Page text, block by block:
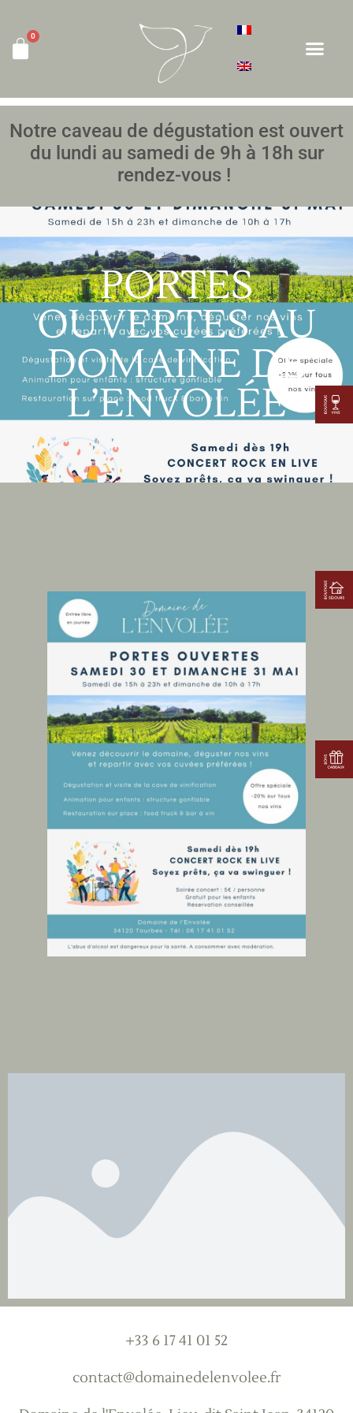
0
Notre caveau de dégustation est ouvert
du lundi au samedi de 9h à 18h sur
rendez-vous !
PORTES
OUVERTES AU
DOMAINE DE
L’ENVOLÉE
+33 6 17 41 01 52
contact@domainedelenvolee.fr